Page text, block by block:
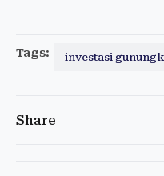
Tags: investasi
Share